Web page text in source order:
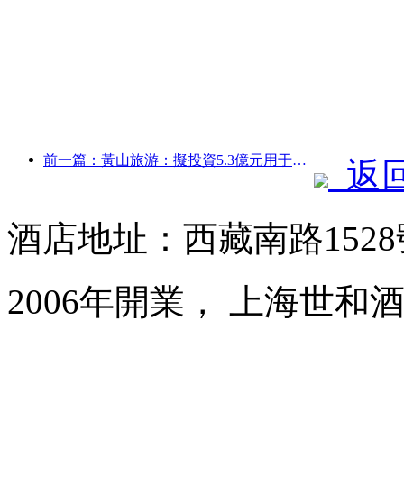
前一篇：黃山旅游：擬投資5.3億元用于酒店改造
返
酒店地址：西藏南路
2006年開業， 上海世